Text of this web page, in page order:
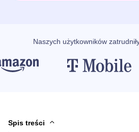
Naszych użytkowników
Spis treści